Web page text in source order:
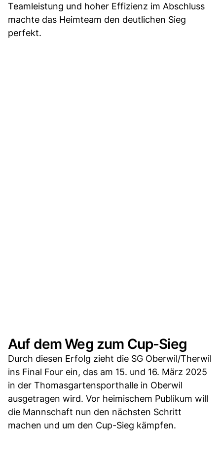
Teamleistung und hoher Effizienz im Abschluss
machte das Heimteam den deutlichen Sieg
perfekt.
Auf dem Weg zum Cup-Sieg
Durch diesen Erfolg zieht die SG Oberwil/Therwil
ins Final Four ein, das am 15. und 16. März 2025
in der Thomasgartensporthalle in Oberwil
ausgetragen wird. Vor heimischem Publikum will
die Mannschaft nun den nächsten Schritt
machen und um den Cup-Sieg kämpfen.